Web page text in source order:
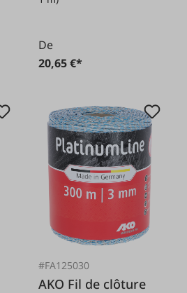
De
20,65 €*
#FA125030
AKO Fil de clôture